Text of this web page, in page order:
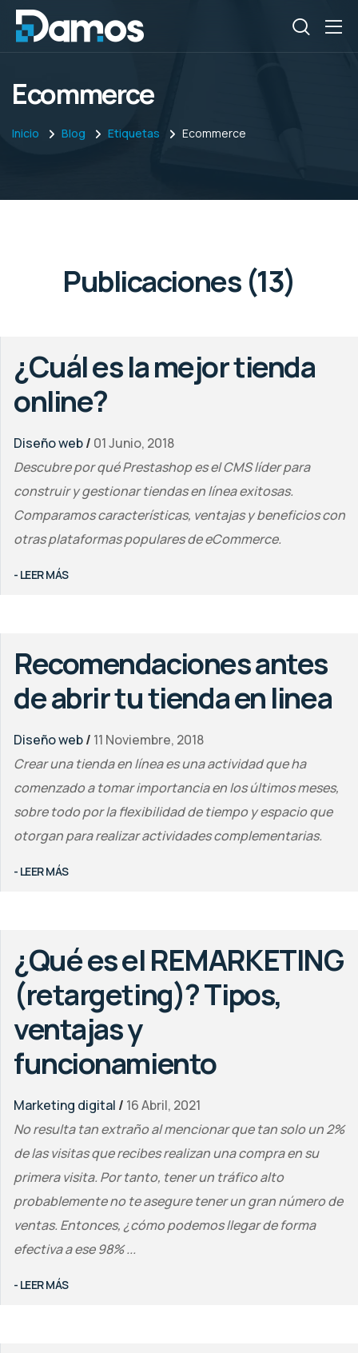
Ecommerce
Inicio Blog Etiquetas Ecommerce
Publicaciones (13)
¿Cuál es la mejor tienda
online?
Diseño web/ 01 Junio, 2018
Descubre por qué Prestashop es el CMS líder para
construir y gestionar tiendas en línea exitosas.
Comparamos características, ventajas y beneficios con
otras plataformas populares de eCommerce.
- LEER MÁS
Recomendaciones antes
de abrir tu tienda en linea
Diseño web/ 11 Noviembre, 2018
Crear una tienda en línea es una actividad que ha
comenzado a tomar importancia en los últimos meses,
sobre todo por la flexibilidad de tiempo y espacio que
otorgan para realizar actividades complementarias.
- LEER MÁS
¿Qué es el REMARKETING
(retargeting)? Tipos,
ventajas y
funcionamiento
Marketing digital / 16 Abril, 2021
No resulta tan extraño al mencionar que tan solo un 2%
de las visitas que recibes realizan una compra en su
primera visita. Por tanto, tener un tráfico alto
probablemente no te asegure tener un gran número de
ventas. Entonces, ¿cómo podemos llegar de forma
efectiva a ese 98% ...
- LEER MÁS